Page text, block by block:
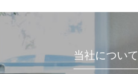
当社について